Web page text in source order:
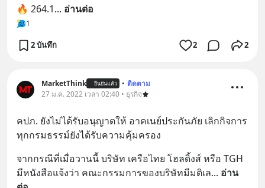
🔥 264.1... อ่านต่อ
1
2 บันทึก 2 2
MarketThink ยืนยันแล้ว • ติดตาม
27 ม.ค. 2022 เวลา 02:40 • ธุรกิจ
คปภ. ยังไม่ได้รับอนุญาตให้ อาคเนย์ประกันภัย เลิกกิจการ
ทุกกรมธรรม์ยังได้รับความคุ้มครอง
จากกรณีที่เมื่อวานนี้ บริษัท เครือไทย โฮลดิ้งส์ หรือ TGH
มีหนังสือแจ้งว่า คณะกรรมการของบริษัทมีมติเล... อ่าน